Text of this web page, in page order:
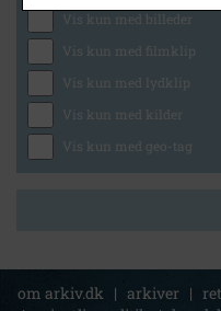
Vis kun med billeder
Vis kun med filmklip
Vis kun med lydklip
Vis kun med kilder
Vis kun med geo-tag
om arkiv.dk | arkiver |